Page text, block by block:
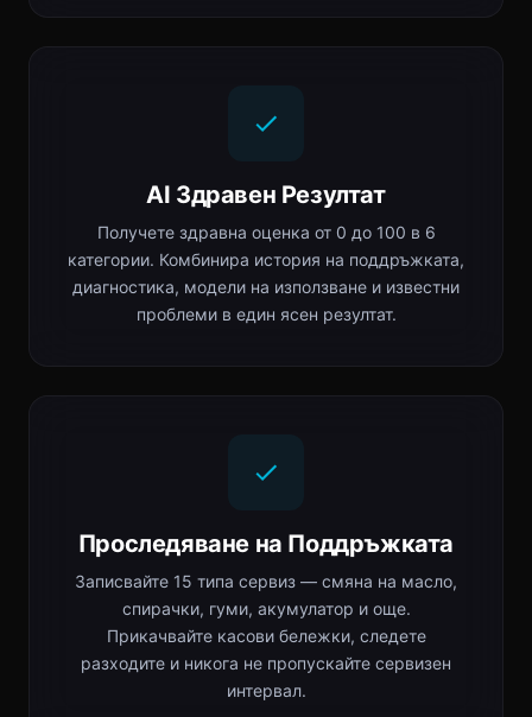
AI Здравен Резултат
Получете здравна оценка от 0 до 100 в 6
категории. Комбинира история на поддръжката,
диагностика, модели на използване и известни
проблеми в един ясен резултат.
Проследяване на Поддръжката
Записвайте 15 типа сервиз — смяна на масло,
спирачки, гуми, акумулатор и още.
Прикачвайте касови бележки, следете
разходите и никога не пропускайте сервизен
интервал.